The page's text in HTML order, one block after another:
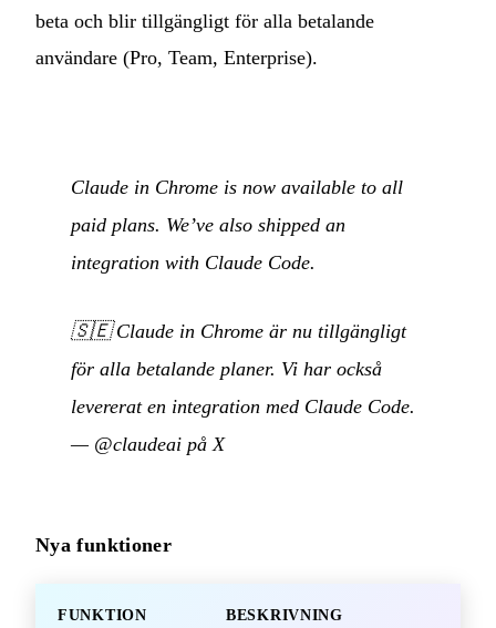
beta och blir tillgängligt för alla betalande
användare (Pro, Team, Enterprise).
Claude in Chrome is now available to all
paid plans. We’ve also shipped an
integration with Claude Code.
🇸🇪Claude in Chrome är nu tillgängligt
för alla betalande planer. Vi har också
levererat en integration med Claude Code.
— @claudeai på X
Nya funktioner
FUNKTION BESKRIVNING